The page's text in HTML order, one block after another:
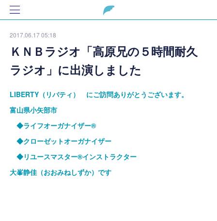
2017.06.17 05:18
ＫＮＢラジオ「高原兄の５時間耐久
ラジオ」に出演しました
LIBERTY（リバティ） にご訪問ありがとうございます。
富山県小矢部市
◆ライフオーガナイザー®
◆クローゼットオーガナイザー
◆リユースマスター®インストラクター
大峯静佳（おおみねしずか）です